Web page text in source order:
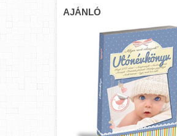
AJÁNLÓ